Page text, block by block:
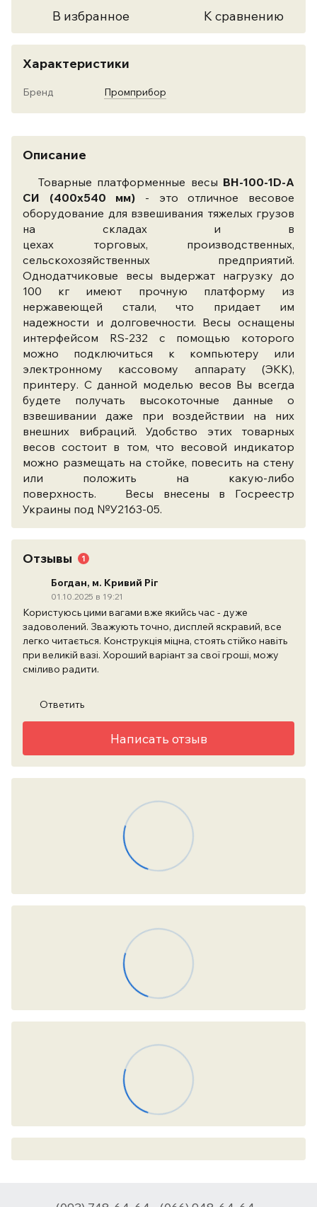
В избранное К сравнению
Характеристики
Бренд Промприбор
Описание
Товарные платформенные весы ВН-100-1D-А
СИ (400х540 мм) - это отличное весовое
оборудование для взвешивания тяжелых грузов
на складах и в
цехах торговых, производственных,
сельскохозяйственных предприятий.
Однодатчиковые весы выдержат нагрузку до
100 кг имеют прочную платформу из
нержавеющей стали, что придает им
надежности и долговечности. Весы оснащены
интерфейсом RS-232 с помощью которого
можно подключиться к компьютеру или
электронному кассовому аппарату (ЭКК),
принтеру. С данной моделью весов Вы всегда
будете получать высокоточные данные о
взвешивании даже при воздействии на них
внешних вибраций. Удобство этих товарных
весов состоит в том, что весовой индикатор
можно размещать на стойке, повесить на стену
или положить на какую-либо
поверхность. Весы внесены в Госреестр
Украины под №У2163-05.
Отзывы 1
Богдан, м. Кривий Ріг
01.10.2025 в 19:21
Користуюсь цими вагами вже якийсь час - дуже
задоволений. Зважують точно, дисплей яскравий, все
легко читається. Конструкція міцна, стоять стійко навіть
при великій вазі. Хороший варіант за свої гроші, можу
сміливо радити.
Ответить
Написать отзыв